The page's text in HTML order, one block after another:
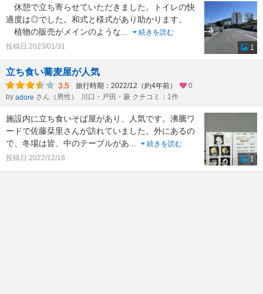
休憩で立ち寄らせていただきました。トイレの快
適度は◎でした。和式と様式があり助かります。
植物の販売がメインのような
続きを読む
投稿日:2023/01/31
1
立ち食い蕎麦屋が人気
3.5 旅行時期：2022/12（約4年前）
0
by adore さん（男性） 川口・戸田・蕨 クチコミ：1件
施設内に立ち食いそば屋があり、人気です。沸騰ワ
ードで佐藤栞里さんが訪れていました。外にあるの
で、冬場は皆、中のテーブルがあ
続きを読む
投稿日:2022/12/18
1